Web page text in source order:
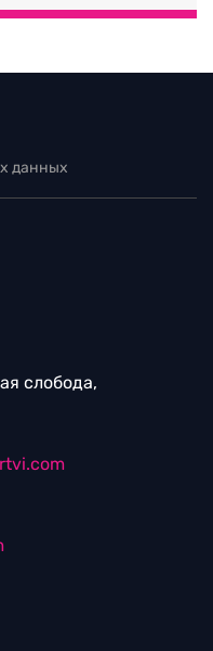
данных
слобода,